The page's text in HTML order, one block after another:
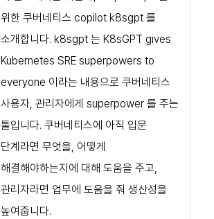
위한 쿠버네티스 copilot k8sgpt 를
소개합니다. k8sgpt 는 K8sGPT gives
Kubernetes SRE superpowers to
everyone 이라는 내용으로 쿠버네티스
사용자, 관리자에게 superpower 를 주는
툴입니다. 쿠버네티스에 아직 입문
단계라면 무엇을, 어떻게
해결해야하는지에 대해 도움을 주고,
관리자라면 업무에 도움을 줘 생산성을
높여줍니다.